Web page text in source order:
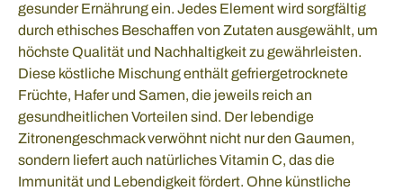
gesunder Ernährung ein. Jedes Element wird sorgfältig
durch ethisches Beschaffen von Zutaten ausgewählt, um
höchste Qualität und Nachhaltigkeit zu gewährleisten.
Diese köstliche Mischung enthält gefriergetrocknete
Früchte, Hafer und Samen, die jeweils reich an
gesundheitlichen Vorteilen sind. Der lebendige
Zitronengeschmack verwöhnt nicht nur den Gaumen,
sondern liefert auch natürliches Vitamin C, das die
Immunität und Lebendigkeit fördert. Ohne künstliche